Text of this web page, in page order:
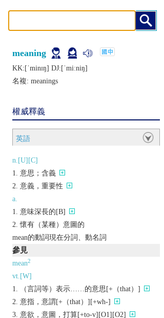
meaning
KK:[ˈminɪŋ] DJ:[ˈmiːniŋ]
名複: meanings
權威釋義
英語
n.[U][C]
意思；含義
意義，重要性
a.
意味深長的[B]
懷有（某種）意圖的
mean的動詞現在分詞、動名詞
參見
mean2
vt.[W]
（言詞等）表示……的意思[+（that）]
意指，意謂[+（that）][+wh-]
意欲，意圖，打算[+to-v][O1][O2]